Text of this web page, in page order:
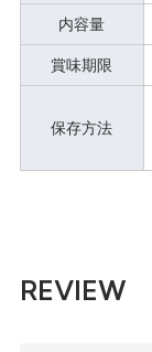
内容量
賞味期限
保存方法
REVIEW